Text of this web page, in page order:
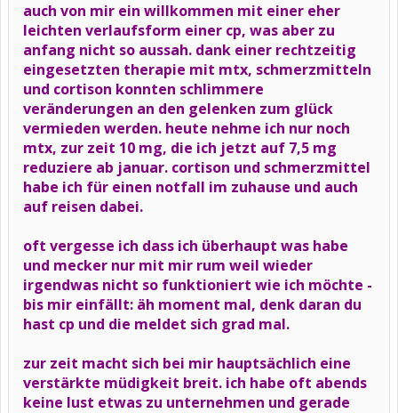
auch von mir ein willkommen mit einer eher
leichten verlaufsform einer cp, was aber zu
anfang nicht so aussah. dank einer rechtzeitig
eingesetzten therapie mit mtx, schmerzmitteln
und cortison konnten schlimmere
veränderungen an den gelenken zum glück
vermieden werden. heute nehme ich nur noch
mtx, zur zeit 10 mg, die ich jetzt auf 7,5 mg
reduziere ab januar. cortison und schmerzmittel
habe ich für einen notfall im zuhause und auch
auf reisen dabei.
oft vergesse ich dass ich überhaupt was habe
und mecker nur mit mir rum weil wieder
irgendwas nicht so funktioniert wie ich möchte -
bis mir einfällt: äh moment mal, denk daran du
hast cp und die meldet sich grad mal.
zur zeit macht sich bei mir hauptsächlich eine
verstärkte müdigkeit breit. ich habe oft abends
keine lust etwas zu unternehmen und gerade